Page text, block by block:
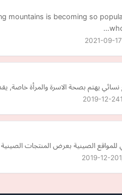
mountains is becoming so
2021-09-17
يهتم بصحة الاسرة والمرأة خاصة,
2019-12-24
الصينية بعرض المنتجات الصينية
2019-12-20